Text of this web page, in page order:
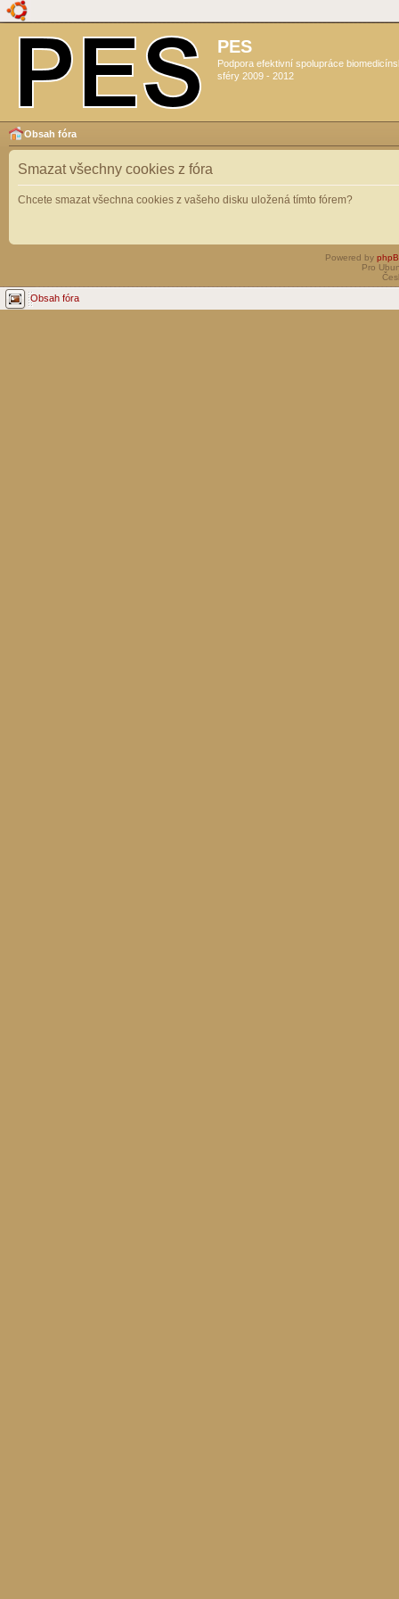
PES
Podpora efektivní spolupráce
sféry 2009 - 2012
Obsah fóra
Smazat všechny cookies z fóra
Chcete smazat všechna cookies z vašeho disku uložená tímto fórem?
Powered by
Pro
Obsah fóra